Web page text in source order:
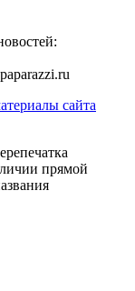
сайта
прямой